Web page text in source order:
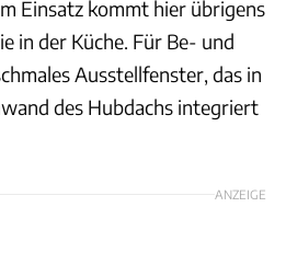
Einsatz kommt hier übrigens
in der Küche. Für Be- und
Ausstellfenster, das in
des Hubdachs integriert
ANZEIGE